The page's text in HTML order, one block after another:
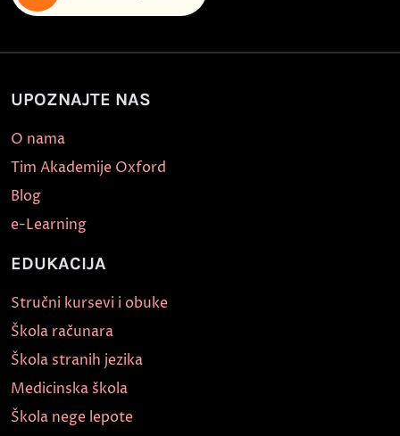
UPOZNAJTE NAS
O nama
Tim Akademije Oxford
Blog
e-Learning
EDUKACIJA
Stručni kursevi i obuke
Škola računara
Škola stranih jezika
Medicinska škola
Škola nege lepote